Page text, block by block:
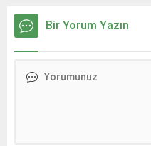
tamamladı.
Bir Yorum Yazın